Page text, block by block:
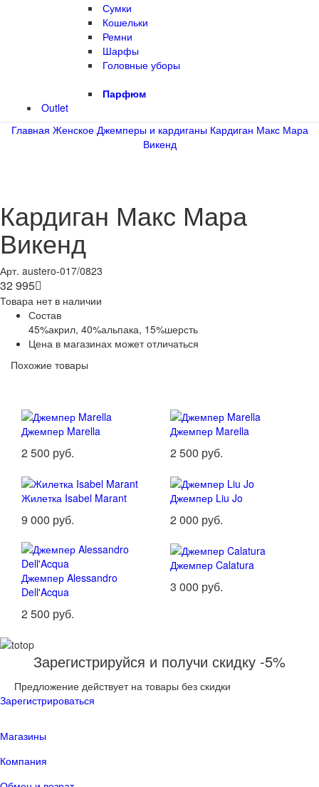
Сумки
Кошельки
Ремни
Шарфы
Головные уборы
Парфюм
Outlet
Главная Женское Джемперы и кардиганы Кардиган Макс Мара
Викенд
Кардиган Макс Мара
Викенд
Арт. austero-017/0823
32 995
Товара нет в наличии
Состав
45%акрил, 40%альпака, 15%шерсть
Цена в магазинах может отличаться
Похожие товары
Джемпер Marella
2 500 руб.
Джемпер Marella
2 500 руб.
Жилетка Isabel Marant
9 000 руб.
Джемпер Liu Jo
2 000 руб.
Джемпер Alessandro
Dell'Acqua
2 500 руб.
Джемпер Calatura
3 000 руб.
Зарегистрируйся и получи скидку -5%
Предложение действует на товары без скидки
Зарегистрироваться
Магазины
Компания